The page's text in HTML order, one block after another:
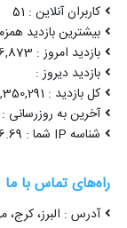
کاربران آنلاین : 51
بیشترین بازدید
بازدید امروز : 6,873
بازدید دیروز :
کل بازدید : 22,350,291
آخرین به روزرسانی : 1405/05/11 12:38:54
شناسه IP شما : 216.73.216.69
راه‌های تماس با ما
آدرس : البرز، کرج،